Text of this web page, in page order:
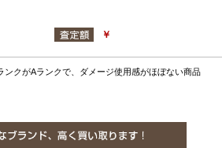
￥
クがAランクで、ダメージ使用感がほぼない商品